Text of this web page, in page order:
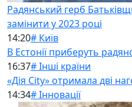
Радянський герб
замінити у 2023 році
14:20# Київ
В Естонії приберуть
16:37# Інші країни
«Дія City» отримала дві
14:34# Інновації